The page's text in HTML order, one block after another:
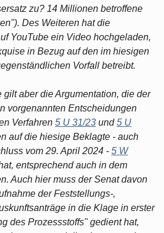
zu? 14 Millionen betroffene
Des Weiteren hat die
YouTube ein Video hochgeladen,
in Bezug auf den im hiesigen
Vorfall betreibt.
aber die Argumentation, die der
vorgenannten Entscheidungen
Verfahren 5 U 31/23 und5 U
auf die hiesige Beklagte - auch
vom 29. April 2024 - 5 W
entsprechend auch in dem
Auch hier muss der Senat davon
der Feststellungs-,
in die Klage in erster
des Prozessstoffs" gedient hat,